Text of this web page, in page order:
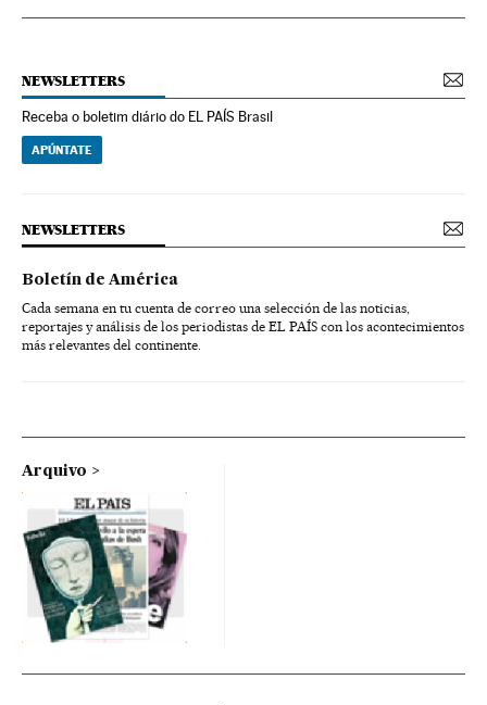
NEWSLETTERS
Receba o boletim diário do EL PAÍS Brasil
APÚNTATE
NEWSLETTERS
Boletín de América
Cada semana en tu cuenta de correo una selección de las noticias,
reportajes y análisis de los periodistas de EL PAÍS con los acontecimientos
más relevantes del continente.
Arquivo